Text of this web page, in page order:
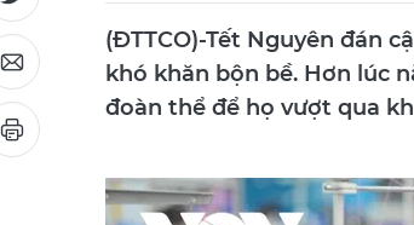
(ĐTTCO)-Tết Nguyên đán
khó khăn bộn bề. Hơn lúc
đoàn thể để họ vượt qua